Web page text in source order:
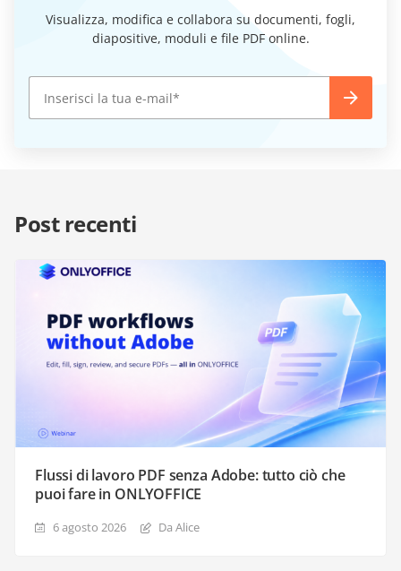
Visualizza, modifica e collabora su documenti, fogli,
diapositive, moduli e file PDF online.
Post recenti
Flussi di lavoro PDF senza Adobe: tutto ciò che
puoi fare in ONLYOFFICE
6 agosto 2026 Da Alice